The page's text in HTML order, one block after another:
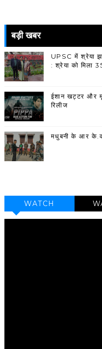
बड़ी खबर
UPSC में श्रेया
: श्रेया को मिला
ईशान खट्टर और
रिलीज
मधुबनी के आर
WATCH